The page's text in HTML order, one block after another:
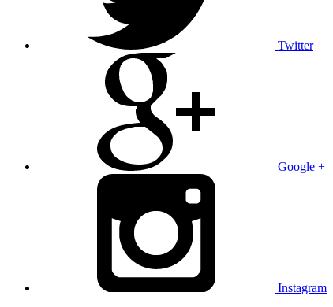
Twitter
Google +
Instagram